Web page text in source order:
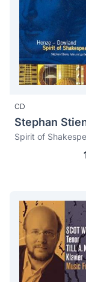
CD
Stephan
Spirit of